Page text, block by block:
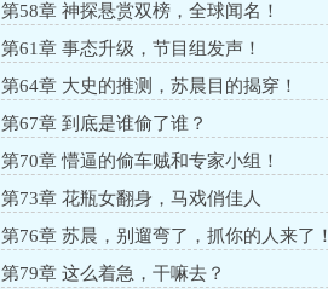
第58章 神探悬赏双榜，全球闻名！
第61章 事态升级，节目组发声！
第64章 大史的推测，苏晨目的揭穿！
第67章 到底是谁偷了谁？
第70章 懵逼的偷车贼和专家小组！
第73章 花瓶女翻身，马戏俏佳人
第76章 苏晨，别遛弯了，抓你的人来了！
第79章 这么着急，干嘛去？